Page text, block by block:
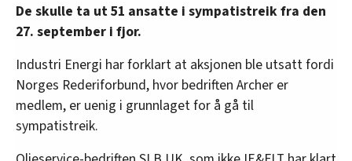
De skulle ta ut 51 ansatte i sympatistreik fra den
27. september i fjor.
Industri Energi har forklart at aksjonen ble utsatt fordi
Norges Rederiforbund, hvor bedriften Archer er
medlem, er uenig i grunnlaget for å gå til
sympatistreik.